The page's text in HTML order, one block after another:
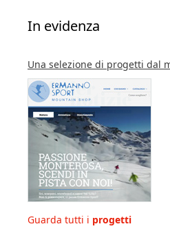
In evidenza
Una selezione di progetti dal
Guarda tutti i progetti